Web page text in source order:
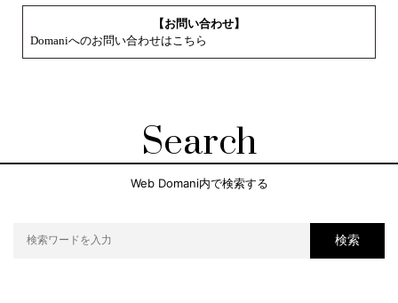
【お問い合わせ】
Domaniへのお問い合わせはこちら
Search
Web Domani内で検索する
検索